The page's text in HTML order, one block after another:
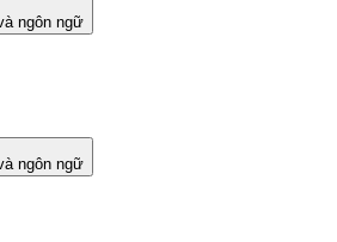
ngôn ngữ
ngôn ngữ